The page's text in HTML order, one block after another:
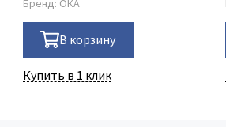
В корзину
Купить в 1 клик